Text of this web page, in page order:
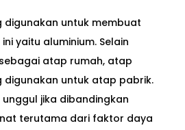
digunakan untuk membuat
yaitu aluminium. Selain
atap rumah, atap
digunakan untuk atap pabrik.
unggul jika dibandingkan
terutama dari faktor daya